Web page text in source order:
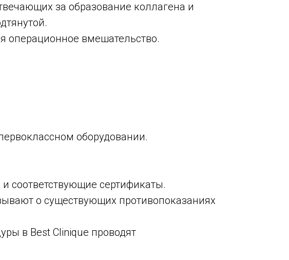
за образование коллагена и
операционное вмешательство.
оборудовании.
соответствующие сертификаты.
о существующих противопоказаниях
в Best Clinique проводят